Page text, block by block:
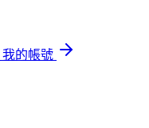
我的帳號